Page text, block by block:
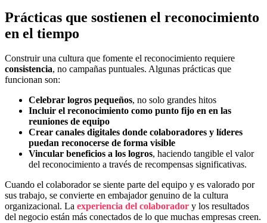
Prácticas que sostienen el reconocimiento
en el tiempo
Construir una cultura que fomente el reconocimiento requiere
consistencia, no campañas puntuales. Algunas prácticas que
funcionan son:
Celebrar logros pequeños, no solo grandes hitos
Incluir el reconocimiento como punto fijo en en las
reuniones de equipo
Crear canales digitales donde colaboradores y líderes
puedan reconocerse de forma visible
Vincular beneficios a los logros, haciendo tangible el valor
del reconocimiento a través de recompensas significativas.
Cuando el colaborador se siente parte del equipo y es valorado por
sus trabajo, se convierte en embajador genuino de la cultura
organizacional. La experiencia del colaborador y los resultados
del negocio están más conectados de lo que muchas empresas creen.